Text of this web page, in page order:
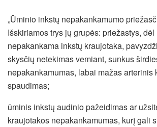
„Ūminio inkstų nepakankamumo
Išskiriamos trys jų grupės: priežastys,
nepakankama inkstų kraujotaka,
skysčių netekimas vemiant, sunkus
nepakankamumas, labai mažas arterinis
spaudimas;
ūminis inkstų audinio pažeidimas ar
kraujotakos nepakankamumas, kurį gali